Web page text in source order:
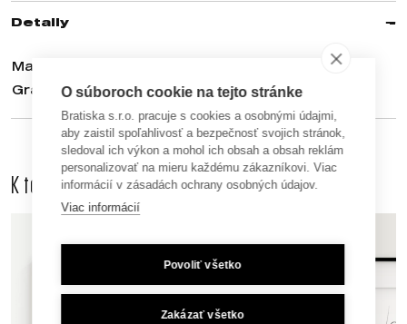
Detaily
Materiál
Gramáž
280 g/m²
K tomuto produktu odporúčame dokúpiť aj
O súboroch cookie na tejto stránke
Bratiska s.r.o. pracuje s cookies a osobnými údajmi,
aby zaistil spoľahlivosť a bezpečnosť svojich stránok,
sledoval ich výkon a mohol ich obsah a obsah reklám
personalizovať na mieru každému zákazníkovi. Viac
informácií v zásadách ochrany osobných údajov.
Viac informácií
Povoliť všetko
Zakázať všetko